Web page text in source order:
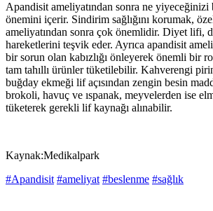
Apandisit ameliyatından sonra ne
önemini içerir. Sindirim sağlığını korumak,
ameliyatından sonra çok önemlidir. Diyet lifi,
hareketlerini teşvik eder. Ayrıca apandisit
bir sorun olan kabızlığı önleyerek önemli bir
tam tahıllı ürünler tüketilebilir. Kahverengi
buğday ekmeği lif açısından zengin besin
brokoli, havuç ve ıspanak, meyvelerden ise
tüketerek gerekli lif kaynağı alınabilir.
Kaynak:Medikalpark
#Apandisit #ameliyat #beslenme #sağlık